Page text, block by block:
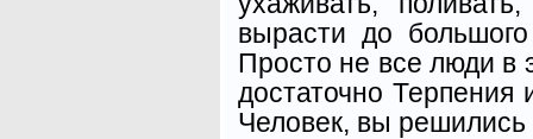
вырасти до большого
Просто не все люди в
достаточно
Человек, вы решились